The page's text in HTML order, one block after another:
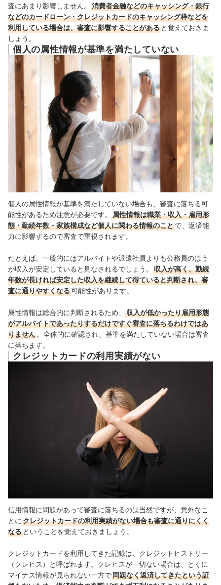
査にあまり影響しません。
消費者金融などのキャッシング・銀行
などのカードローン・クレジットカードのキャッシング枠などを
利用している場合は、審査に影響することがある と覚えておきま
しょう。
個人の属性情報が基準を満たしていない
個人の属性情報が基準を満たしていない場合も、審査に落ちる可
能性があるため注意が必要です。
属性情報は職業・収入・雇用形
態・勤続年数・家族構成など個人に関わる情報のことで、返済能
力に影響するので審査で重視されます。
たとえば、一般的にはアルバイトや派遣社員よりも公務員のほう
が収入が安定していると見なされるでしょう。
収入が高く、勤続
年数が長ければ安定した収入を継続して得ていると判断され、審
査に通りやすくなる可能性があります。
属性情報は総合的に判断されるため、
収入が低かったり雇用形態
がアルバイトであったりするだけですぐ審査に落ちるわけではあ
りません 。全体的に確認され、基準を満たしていない場合は審査
に落ちます。
クレジットカードの利用実績がない
信用情報に問題があって審査に落ちるのは当然ですが、意外なこ
とに クレジットカードの利用実績がない場合も審査に通りにくく
なる ということを覚えておきましょう。
クレジットカードを利用してきた記録は、クレジットヒストリー
（クレヒス）と呼ばれます。クレヒスが一切ない場合は、とくに
マイナス情報が見られない一方で問題なく返済してきたという証